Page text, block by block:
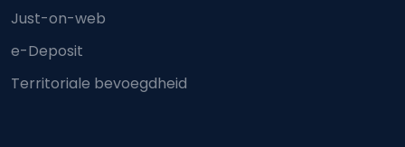
Just-on-web
e-Deposit
Territoriale bevoegdheid